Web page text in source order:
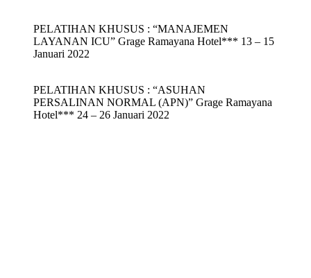
PELATIHAN KHUSUS : “MANAJEMEN
LAYANAN ICU” Grage Ramayana Hotel*** 13 – 15
Januari 2022
PELATIHAN KHUSUS : “ASUHAN
PERSALINAN NORMAL (APN)” Grage Ramayana
Hotel*** 24 – 26 Januari 2022